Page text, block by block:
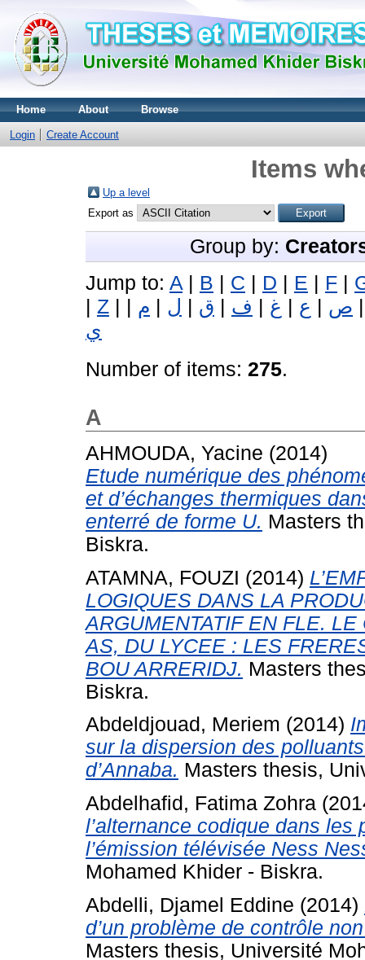
Home About Browse
Login Create Account
Items
Up a level
Export as
Group by:
Jump to: A B C D E F
Z ص ع غ ف ق ل م
ي
Number of items: 275.
A
AHMOUDA, Yacine (2014)
Etude numérique des
et d’échanges thermiques
enterré de forme U. Masters
Biskra.
ATAMNA, FOUZI (2014)
LOGIQUES DANS LA
ARGUMENTATIF EN FLE.
AS, DU LYCEE : LES
BOU ARRERIDJ. Masters
Biskra.
Abdeldjouad, Meriem (2014)
sur la dispersion des
d’Annaba. Masters thesis,
Abdelhafid, Fatima Zohra
l’alternance codique dans
l’émission télévisée Ness
Mohamed Khider - Biskra.
Abdelli, Djamel Eddine (2014)
d’un problème de contrôle
Masters thesis, Université